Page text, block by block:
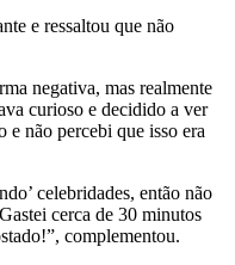
e ressaltou que não
negativa, mas realmente
curioso e decidido a ver
e não percebi que isso era
celebridades, então não
cerca de 30 minutos
complementou.